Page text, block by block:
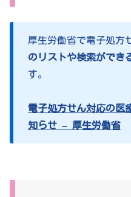
厚生労働省で電子処方
のリストや検索ができ
す。
電子処方せん対応の医
知らせ – 厚生労働省